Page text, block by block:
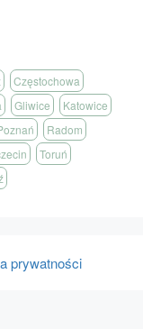
Częstochowa
Gliwice
Katowice
Radom
Toruń
prywatności